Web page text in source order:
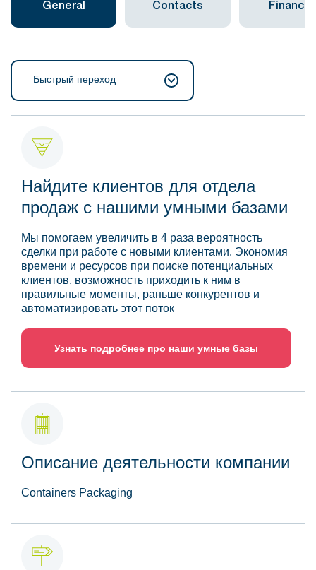
General Contacts Financial
Быстрый переход
Найдите клиентов для отдела
продаж с нашими умными базами
Мы помогаем увеличить в 4 раза вероятность
сделки при работе с новыми клиентами. Экономия
времени и ресурсов при поиске потенциальных
клиентов, возможность приходить к ним в
правильные моменты, раньше конкурентов и
автоматизировать этот поток
Узнать подробнее про наши умные базы
Описание деятельности компании
Containers Packaging